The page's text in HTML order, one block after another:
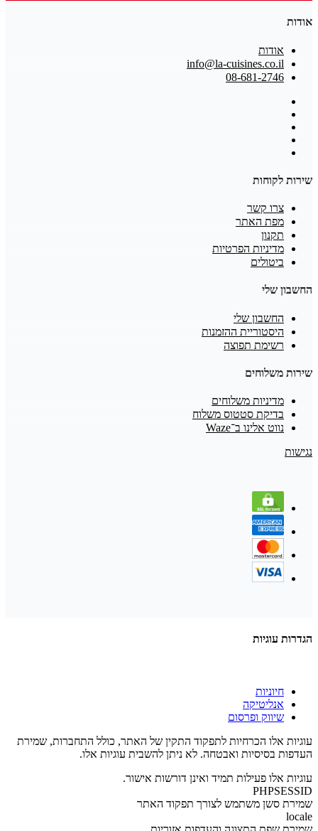
אודות
אודות
info@la-cuisines.co.il
08-681-2746
שירות לקוחות
צרו קשר
מפת האתר
תקנון
מדיניות הפרטיות
ביטולים
החשבון שלי
החשבון שלי
היסטוריית ההזמנות
רשימת תפוצה
שירות משלוחים
מדיניות משלוחים
בדיקת סטטוס משלוח
נווט אלינו ב־Waze
נגישות
הגדרות עוגיות
חיוניות
אנליטיקה
שיווק ופרסום
עוגיות אלו הכרחיות לתפקוד התקין של האתר, כולל התחברות, שמירת
העדפות בסיסיות ואבטחה. לא ניתן להשבית עוגיות אלו.
עוגיות אלו פעילות תמיד ואינן דורשות אישור.
PHPSESSID
שמירת סשן משתמש לצורך תפקוד האתר
locale